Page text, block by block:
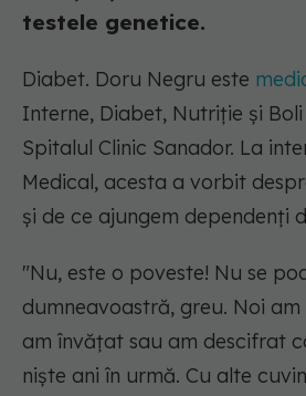
testele genetice.
Diabet. Doru Negru este
Interne, Diabet, Nutriție și
Spitalul Clinic Sanador. La
Medical, acesta a vorbit
și de ce ajungem dependenți
"Nu, este o poveste! Nu se
dumneavoastră, greu. Noi
am învățat sau am descifrat
niște ani în urmă. Cu alte